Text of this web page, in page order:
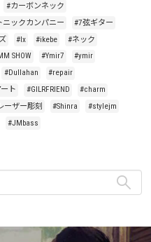
#カーボンネック
ニックカンパニー
#7弦ギター
#lx #ikebe
#ネック
SHOW #Ymir7
#ymir
#Dullahan
#repair
ト #GILRFRIEND
#charm
ーザー彫刻 #Shinra
#stylejm
#JMbass